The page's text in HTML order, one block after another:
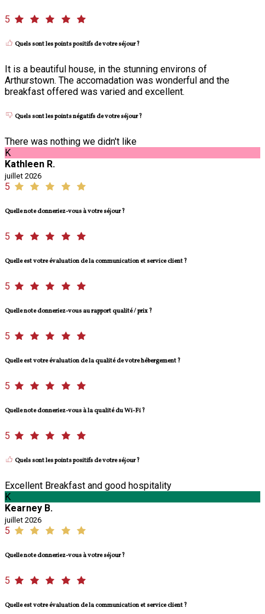
5
Quels sont les points positifs de votre séjour ?
It is a beautiful house, in the stunning environs of
Arthurstown. The accomadation was wonderful and the
breakfast offered was varied and excellent.
Quels sont les points négatifs de votre séjour ?
There was nothing we didn't like
K
Kathleen R.
juillet 2026
5
Quelle note donneriez-vous à votre séjour ?
5
Quelle est votre évaluation de la communication et service client ?
5
Quelle note donneriez-vous au rapport qualité / prix ?
5
Quelle est votre évaluation de la qualité de votre hébergement ?
5
Quelle note donneriez-vous à la qualité du Wi-Fi ?
5
Quels sont les points positifs de votre séjour ?
Excellent Breakfast and good hospitality
K
Kearney B.
juillet 2026
5
Quelle note donneriez-vous à votre séjour ?
5
Quelle est votre évaluation de la communication et service client ?